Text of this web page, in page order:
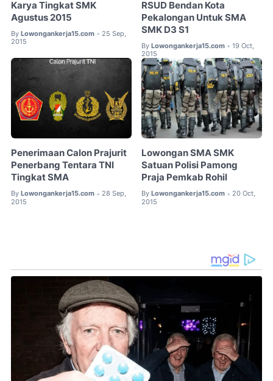
Karya Tingkat SMK
Agustus 2015
By Lowongankerja15.com • 25 Sep,
2015
RSUD Bendan Kota
Pekalongan Untuk SMA
SMK D3 S1
By Lowongankerja15.com • 19 Oct,
2015
Penerimaan Calon Prajurit
Penerbang Tentara TNI
Tingkat SMA
By Lowongankerja15.com • 28 Sep,
2015
Lowongan SMA SMK
Satuan Polisi Pamong
Praja Pemkab Rohil
By Lowongankerja15.com • 20 Oct,
2015